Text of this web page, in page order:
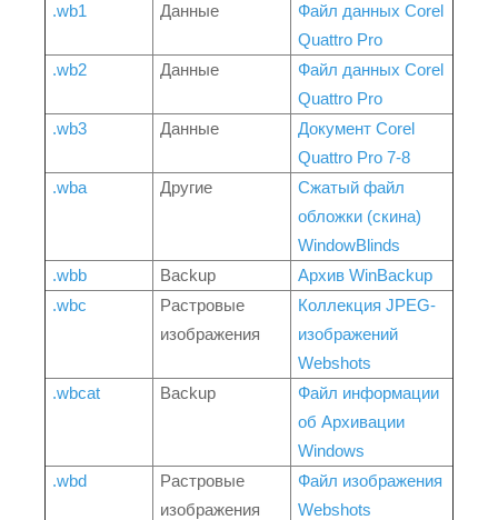
.wb1
Данные
Файл данных Corel
Quattro Pro
.wb2
Данные
Файл данных Corel
Quattro Pro
.wb3
Данные
Документ Corel
Quattro Pro 7-8
.wba
Другие
Сжатый файл
обложки (скина)
WindowBlinds
.wbb
Backup
Архив WinBackup
.wbc
Растровые
изображения
Коллекция JPEG-
изображений
Webshots
.wbcat
Backup
Файл информации
об Архивации
Windows
.wbd
Растровые
изображения
Файл изображения
Webshots